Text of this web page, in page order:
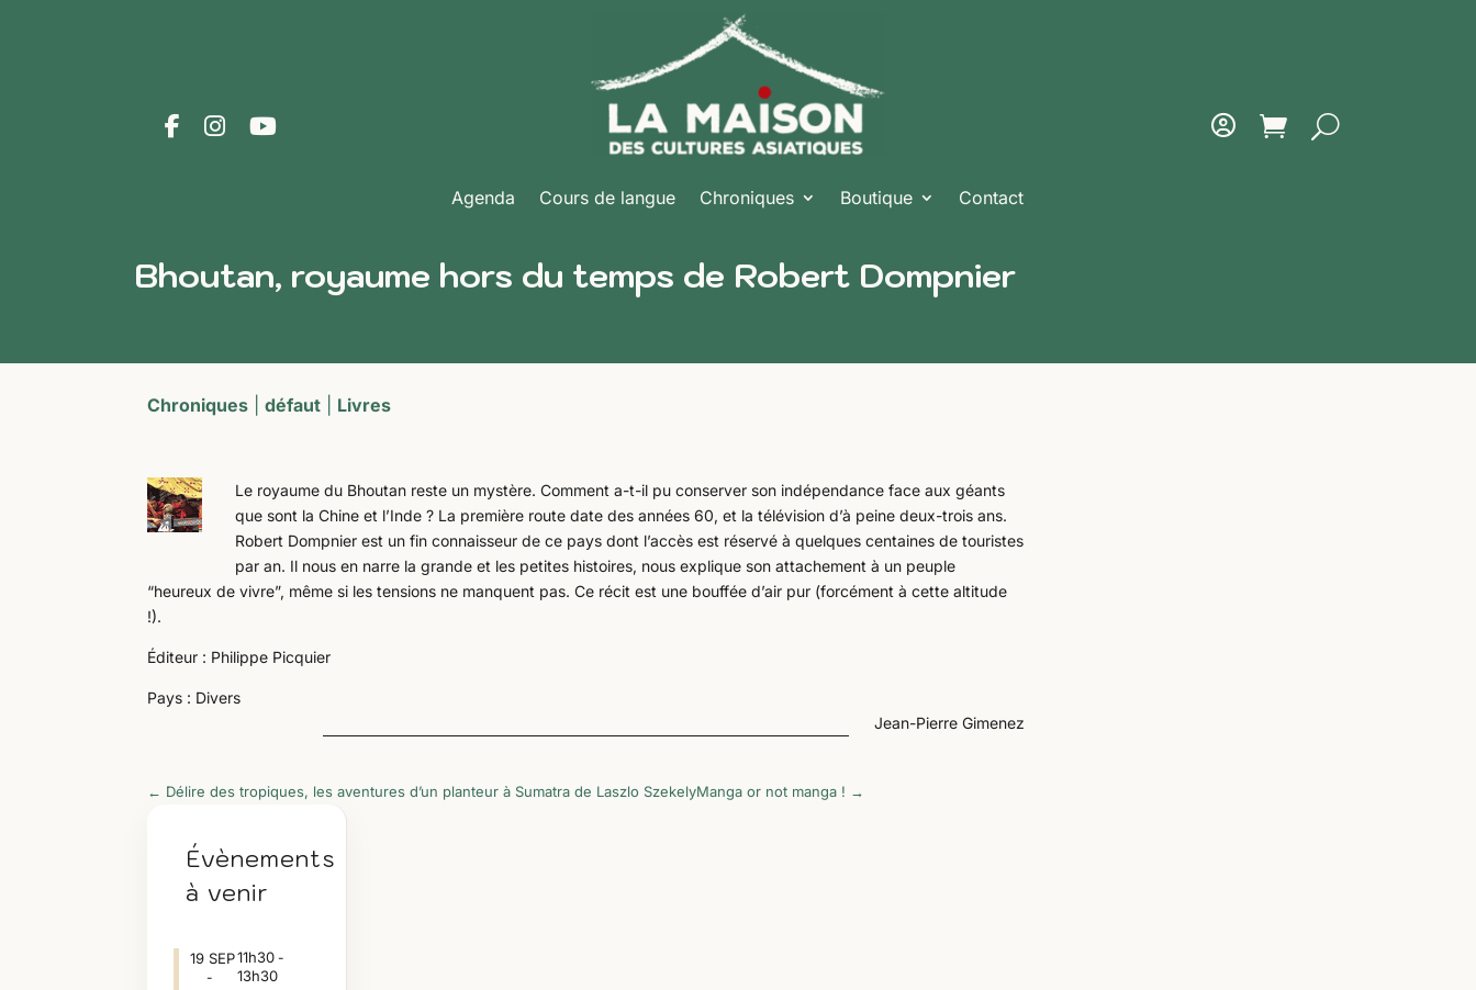
Agenda Cours de langue Chroniques Boutique Contact
Bhoutan, royaume hors du temps de Robert Dompnier
Chroniques |défaut Livres
Le royaume du Bhoutan reste un mystère. Comment a-t-il pu conserver son indépendance face aux géants
que sont la Chine et l’Inde ? La première route date des années 60, et la télévision d’à peine deux-trois ans.
Robert Dompnier est un fin connaisseur de ce pays dont l’accès est réservé à quelques centaines de touristes
par an. Il nous en narre la grande et les petites histoires, nous explique son attachement à un peuple
“heureux de vivre”, même si les tensions ne manquent pas. Ce récit est une bouffée d’air pur (forcément à cette altitude
!).
Éditeur : Philippe Picquier
Pays : Divers
Jean-Pierre Gimenez
← Délire des tropiques, les aventures d’un planteur à Sumatra de Laszlo SzekelyManga or not manga ! →
Évènements
à venir
19 SEP11h30 -
13h30